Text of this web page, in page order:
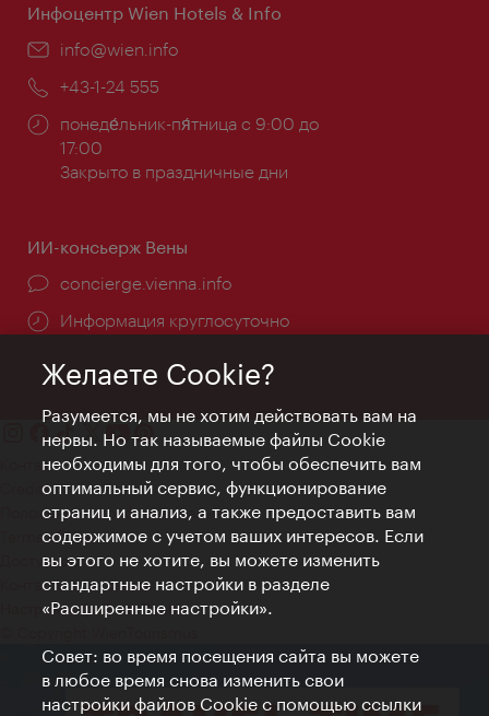
Инфоцентр Wien Hotels & Info
Эл.
info@wien.info
Телефон:
+43-1-24 555
Часы
работы:
понеде́льник-пя́тница с 9:00 до
17:00
Закрыто в праздничные дни
ИИ-консьерж Вены
concierge.vienna.info
Информация круглосуточно
Контакт
Credits
Положение о конфиденциальности
Terms of Use
Доступность
Контакты для прессы
Настройки файлов Cookie
Желаете Cookie?
Разумеется, мы не хотим действовать вам на
нервы. Но так называемые файлы Cookie
необходимы для того, чтобы обеспечить вам
оптимальный сервис, функционирование
страниц и анализ, а также предоставить вам
содержимое с учетом ваших интересов. Если
вы этого не хотите, вы можете изменить
стандартные настройки в разделе
«Расширенные настройки».
Совет: во время посещения сайта вы можете
в любое время снова изменить свои
настройки файлов Cookie с помощью ссылки